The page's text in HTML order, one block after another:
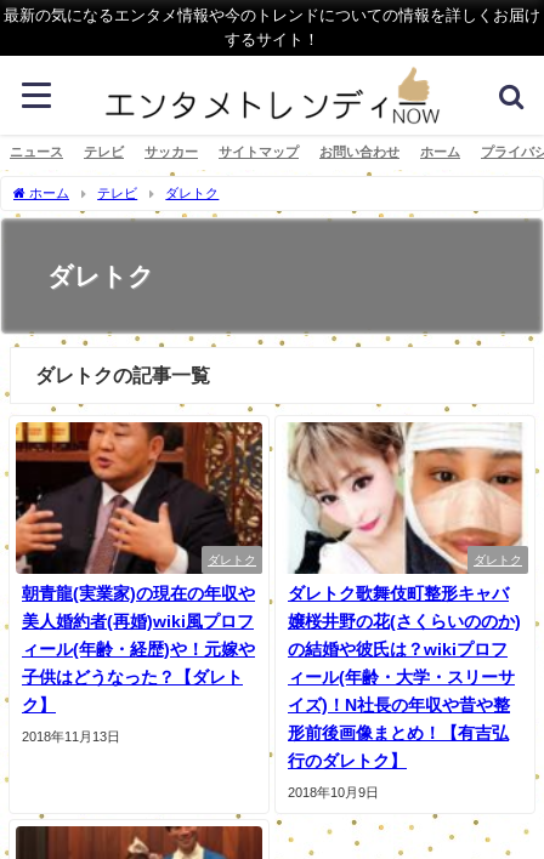
最新の気になるエンタメ情報や今のトレンドについての情報を詳しくお届け
するサイト！
ニュース テレビ サッカー サイトマップ お問い合わせ ホーム プライバ
ホーム テレビ ダレトク
ダレトク
ダレトクの記事一覧
ダレトク
朝青龍(実業家)の現在の年収や
美人婚約者(再婚)wiki風プロフ
ィール(年齢・経歴)や！元嫁や
子供はどうなった？【ダレト
ク】
2018年11月13日
ダレトク
ダレトク歌舞伎町整形キャバ
嬢桜井野の花(さくらいののか)
の結婚や彼氏は？wikiプロフ
ィール(年齢・大学・スリーサ
イズ)！N社長の年収や昔や整
形前後画像まとめ！【有吉弘
行のダレトク】
2018年10月9日